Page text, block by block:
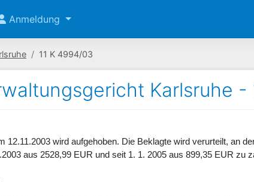
Anmeldung
11 K 4994/03
Karlsruhe -
wird aufgehoben. Die Beklagte wird verurteilt, an
aus 2528,99 EUR und seit 1. 1. 2005 aus 899,35 EUR zu